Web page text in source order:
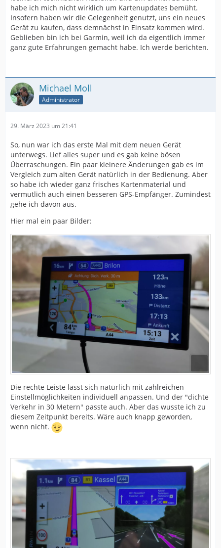
habe ich mich nicht wirklich um Kartenupdates bemüht.
Insofern haben wir die Gelegenheit genutzt, uns ein neues
Gerät zu kaufen, dass demnächst in Einsatz kommen wird.
Geblieben bin ich bei Garmin, weil ich da eigentlich immer
ganz gute Erfahrungen gemacht habe. Ich werde berichten.
Michael Moll
Administrator
29. März 2023 um 21:41
So, nun war ich das erste Mal mit dem neuen Gerät
unterwegs. Lief alles super und es gab keine bösen
Überraschungen. Ein paar kleinere Änderungen gab es im
Vergleich zum alten Gerät natürlich in der Bedienung. Aber
so habe ich wieder ganz frisches Kartenmaterial und
vermutlich auch einen besseren GPS-Empfänger. Zumindest
gehe ich davon aus.
Hier mal ein paar Bilder:
Die rechte Leiste lässt sich natürlich mit zahlreichen
Einstellmöglichkeiten individuell anpassen. Und der "dichte
Verkehr in 30 Metern" passte auch. Aber das wusste ich zu
diesem Zeitpunkt bereits. Wäre auch knapp geworden,
wenn nicht.